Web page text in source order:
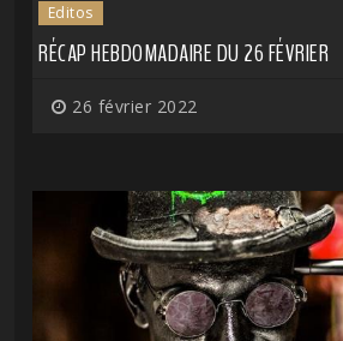
Editos
RÉCAP HEBDOMADAIRE DU 26 FÉVRIER
26 février 2022